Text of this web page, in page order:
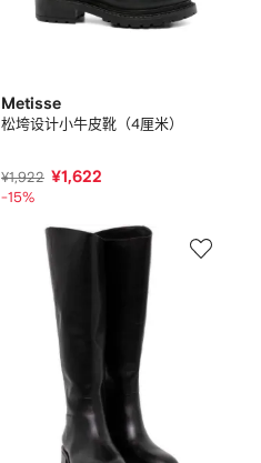
Metisse
松垮设计小牛皮靴（4厘米）
¥1,922 ¥1,622
-15%